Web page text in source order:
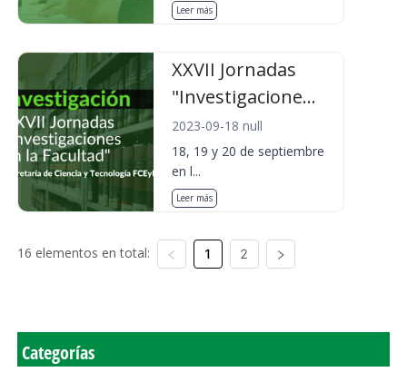
Leer más
XXVII Jornadas
"Investigacione...
2023-09-18 null
18, 19 y 20 de septiembre
en l...
Leer más
16 elementos en total: 1 2
Categorías